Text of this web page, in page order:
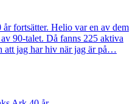
fortsätter. Helio var en av dem
90-talet. Då fanns 225 aktiva
att jag har hiv när jag är på…